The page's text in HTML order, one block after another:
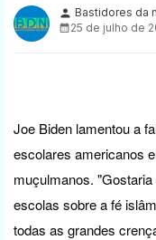
person Bastidores da
25 de julho de
Joe Biden lamentou a
escolares americanos
muçulmanos.
escolas sobre a fé
todas as grandes